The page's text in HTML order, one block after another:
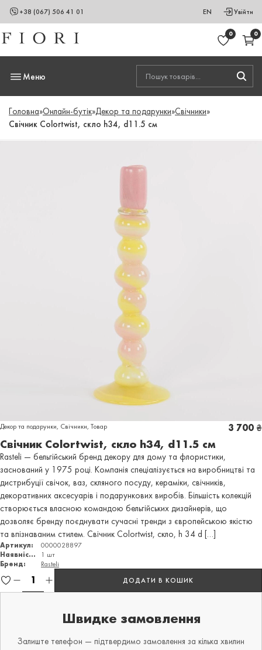
+38 (067) 506 41 01 EN Увійти
0 0
Меню
Головна»Онлайн-бутік»Декор та подарунки»Свічники»
Свічник Colortwist, скло h34, d11.5 см
Декор та подарунки, Свічники, Товар
Свічник Colortwist, скло h34, d11.5 см
3 700 ₴
Rasteli — бельгійський бренд декору для дому та флористики,
заснований у 1975 році. Компанія спеціалізується на виробництві та
дистрибуції свічок, ваз, скляного посуду, кераміки, свічників,
декоративних аксесуарів і подарункових виробів. Більшість колекцій
створюється власною командою бельгійських дизайнерів, що
дозволяє бренду поєднувати сучасні тренди з європейською якістю
та впізнаваним стилем. Свічник Colortwist, скло, h 34 d […]
Артикул:
0000028897
Наявність:
1 шт
Бренд:
Rasteli
ДОДАТИ В КОШИК
Швидке замовлення
Залиште телефон — підтвердимо замовлення за кілька хвилин